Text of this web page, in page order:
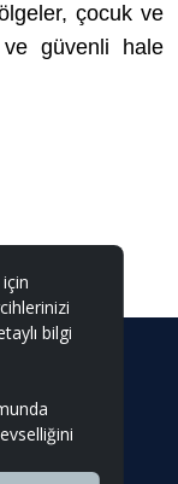
çocuk ve
güvenli hale
bilgi